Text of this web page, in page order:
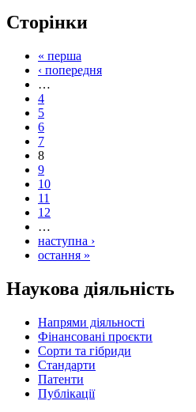
Сторінки
« перша
‹ попередня
…
4
5
6
7
8
9
10
11
12
…
наступна ›
остання »
Наукова діяльність
Напрями діяльності
Фінансовані проєкти
Сорти та гібриди
Стандарти
Патенти
Публікації